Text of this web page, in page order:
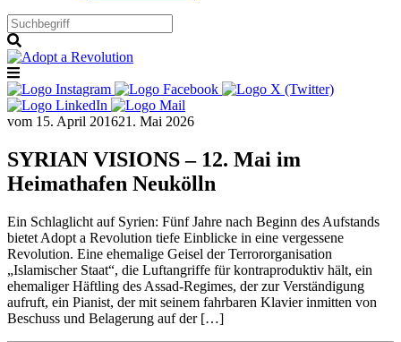
vom 15. April 201621. Mai 2026
SYRIAN VISIONS – 12. Mai im
Heimathafen Neukölln
Ein Schlaglicht auf Syrien: Fünf Jahre nach Beginn des Aufstands
bietet Adopt a Revolution tiefe Einblicke in eine vergessene
Revolution. Eine ehemalige Geisel der Terrororganisation
„Islamischer Staat“, die Luftangriffe für kontraproduktiv hält, ein
ehemaliger Häftling des Assad-Regimes, der zur Verständigung
aufruft, ein Pianist, der mit seinem fahrbaren Klavier inmitten von
Beschuss und Belagerung auf der […]